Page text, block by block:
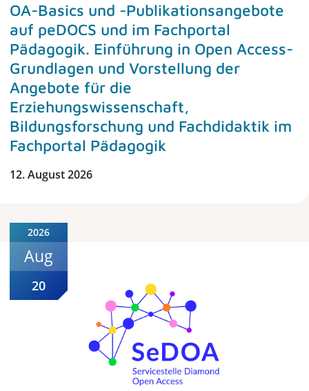
OA-Basics und -Publikationsangebote
auf peDOCS und im Fachportal
Pädagogik. Einführung in Open Access-
Grundlagen und Vorstellung der
Angebote für die
Erziehungswissenschaft,
Bildungsforschung und Fachdidaktik im
Fachportal Pädagogik
12. August 2026
2026
Aug
20